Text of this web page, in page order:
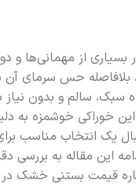
از مهمانی‌ها و
بلافاصله حس سرمای
سالم و بدون نیاز
خوراکی خوشمزه به
یک انتخاب مناسب
این مقاله به بررسی
قیمت بستنی خشک در